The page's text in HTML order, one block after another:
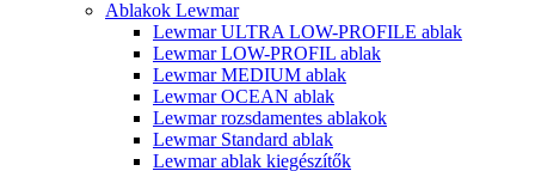
Ablakok Lewmar
Lewmar ULTRA LOW-PROFILE ablak
Lewmar LOW-PROFIL ablak
Lewmar MEDIUM ablak
Lewmar OCEAN ablak
Lewmar rozsdamentes ablakok
Lewmar Standard ablak
Lewmar ablak kiegészítők